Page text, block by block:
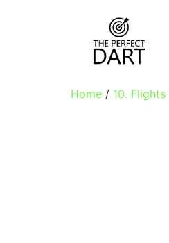
Home / 10. Flights